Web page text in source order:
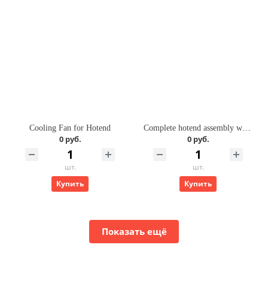
Cooling Fan for Hotend
0 руб.
шт.
Купить
Complete hotend assembly with stainless steel nozzle -0.2mm
0 руб.
шт.
Купить
Показать ещё